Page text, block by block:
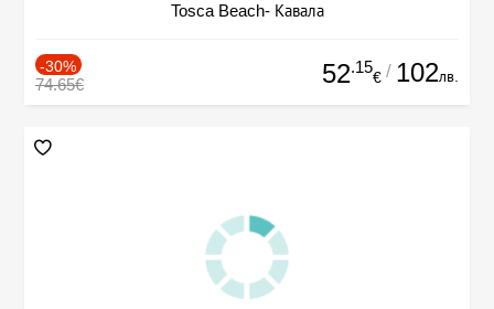
Tosca Beach- Кавала
-30%
74.65€ 52.15
€ / 102лв.